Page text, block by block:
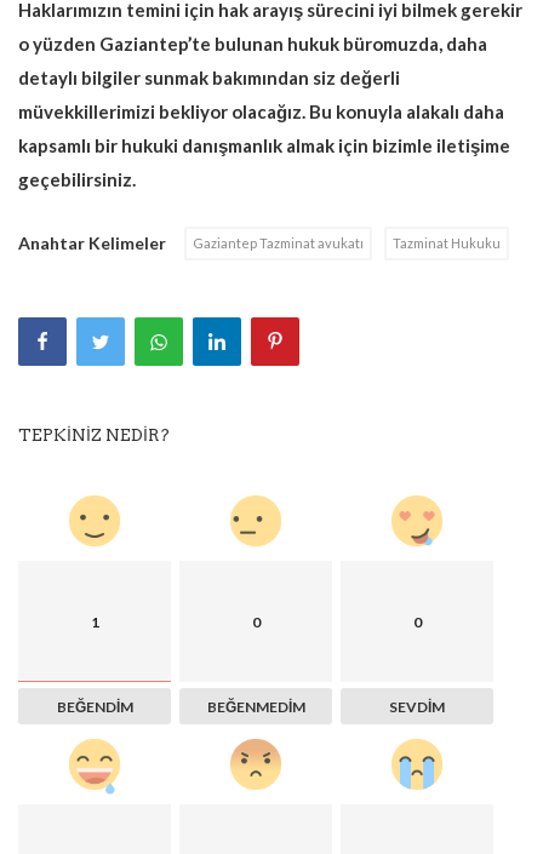
Haklarımızın temini için hak arayış sürecini iyi bilmek gerekir
o yüzden Gaziantep’te bulunan hukuk büromuzda, daha
detaylı bilgiler sunmak bakımından siz değerli
müvekkillerimizi bekliyor olacağız. Bu konuyla alakalı daha
kapsamlı bir hukuki danışmanlık almak için bizimle iletişime
geçebilirsiniz.
Anahtar Kelimeler Gaziantep Tazminat avukatı Tazminat Hukuku
TEPKINIZ NEDIR?
1
BEĞENDIM
0
BEĞENMEDIM
0
SEVDIM